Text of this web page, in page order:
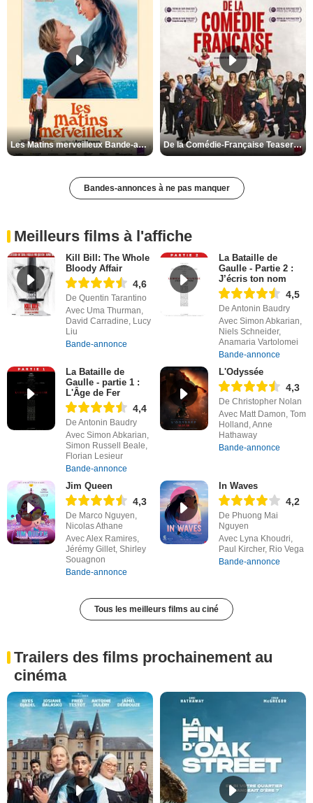
Les Matins merveilleux Bande-annonce VF De la Comédie-Française Teaser VF
Bandes-annonces à ne pas manquer
Meilleurs films à l'affiche
Kill Bill: The Whole
Bloody Affair
4,6
De Quentin Tarantino
Avec Uma Thurman,
David Carradine, Lucy
Liu
Bande-annonce
La Bataille de
Gaulle - Partie 2 :
J’écris ton nom
4,5
De Antonin Baudry
Avec Simon Abkarian,
Niels Schneider,
Anamaria Vartolomei
Bande-annonce
La Bataille de
Gaulle - partie 1 :
L'Âge de Fer
4,4
De Antonin Baudry
Avec Simon Abkarian,
Simon Russell Beale,
Florian Lesieur
Bande-annonce
L'Odyssée
4,3
De Christopher Nolan
Avec Matt Damon, Tom
Holland, Anne
Hathaway
Bande-annonce
Jim Queen
4,3
De Marco Nguyen,
Nicolas Athane
Avec Alex Ramires,
Jérémy Gillet, Shirley
Souagnon
Bande-annonce
In Waves
4,2
De Phuong Mai
Nguyen
Avec Lyna Khoudri,
Paul Kircher, Rio Vega
Bande-annonce
Tous les meilleurs films au ciné
Trailers des films prochainement au
cinéma